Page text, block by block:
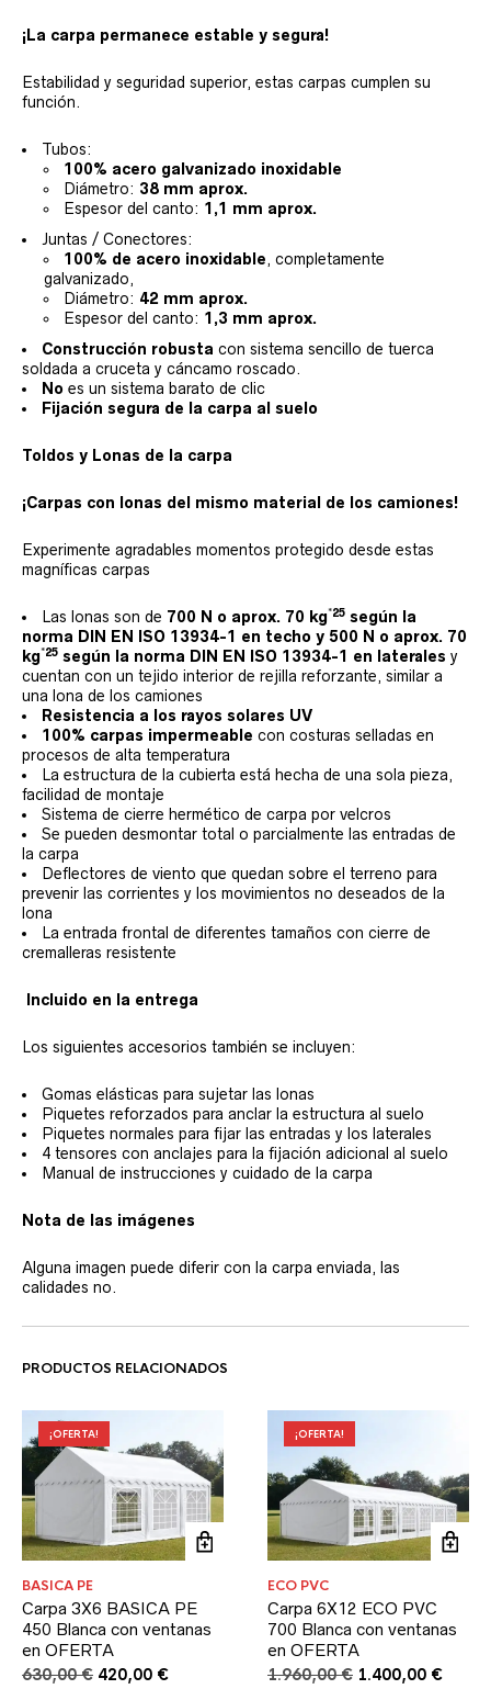
¡La carpa permanece estable y segura!
Estabilidad y seguridad superior, estas carpas cumplen su
función.
Tubos:
100% acero galvanizado inoxidable
Diámetro: 38 mm aprox.
Espesor del canto: 1,1 mm aprox.
Juntas / Conectores:
100% de acero inoxidable, completamente
galvanizado,
Diámetro: 42 mm aprox.
Espesor del canto: 1,3 mm aprox.
Construcción robusta con sistema sencillo de tuerca
soldada a cruceta y cáncamo roscado.
No es un sistema barato de clic
Fijación segura de la carpa al suelo
Toldos y Lonas de la carpa
¡Carpas con lonas del mismo material de los camiones!
Experimente agradables momentos protegido desde estas
magníficas carpas
Las lonas son de 700 N o aprox. 70 kg*25 según la
norma DIN EN ISO 13934-1 en techo y 500 N o aprox. 70
kg*25 según la norma DIN EN ISO 13934-1 en laterales y
cuentan con un tejido interior de rejilla reforzante, similar a
una lona de los camiones
Resistencia a los rayos solares UV
100% carpas impermeable con costuras selladas en
procesos de alta temperatura
La estructura de la cubierta está hecha de una sola pieza,
facilidad de montaje
Sistema de cierre hermético de carpa por velcros
Se pueden desmontar total o parcialmente las entradas de
la carpa
Deflectores de viento que quedan sobre el terreno para
prevenir las corrientes y los movimientos no deseados de la
lona
La entrada frontal de diferentes tamaños con cierre de
cremalleras resistente
Incluido en la entrega
Los siguientes accesorios también se incluyen:
Gomas elásticas para sujetar las lonas
Piquetes reforzados para anclar la estructura al suelo
Piquetes normales para fijar las entradas y los laterales
4 tensores con anclajes para la fijación adicional al suelo
Manual de instrucciones y cuidado de la carpa
Nota de las imágenes
Alguna imagen puede diferir con la carpa enviada, las
calidades no.
PRODUCTOS RELACIONADOS
¡OFERTA!
BASICA PE
Carpa 3X6 BASICA PE
450 Blanca con ventanas
en OFERTA
630,00€ El
420,00 €El
¡OFERTA!
ECO PVC
Carpa 6X12 ECO PVC
700 Blanca con ventanas
en OFERTA
1.960,00€ El
1.400,00 €El